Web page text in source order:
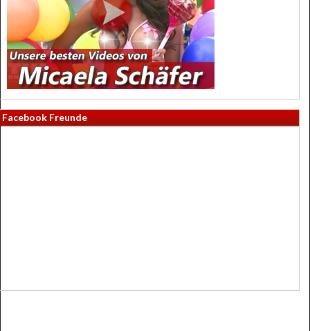
Facebook Freunde